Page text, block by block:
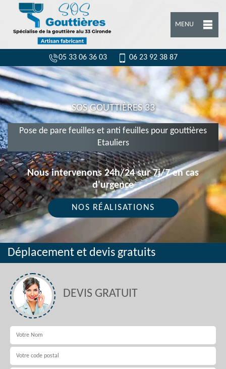
MENU
05 33 06 36 03 06 23 92 38 87
SOS GOUTTIÈRES 33
Pose de pare feuilles et anti feuilles pour gouttières
Etauliers
Nous intervenons 24h/24 sur 7j/7 en cas
d'urgence
NOS RÉALISATIONS
Déplacement et devis gratuits
DEVIS GRATUIT